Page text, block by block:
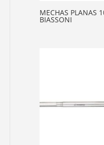
MECHAS PLANAS
BIASSONI